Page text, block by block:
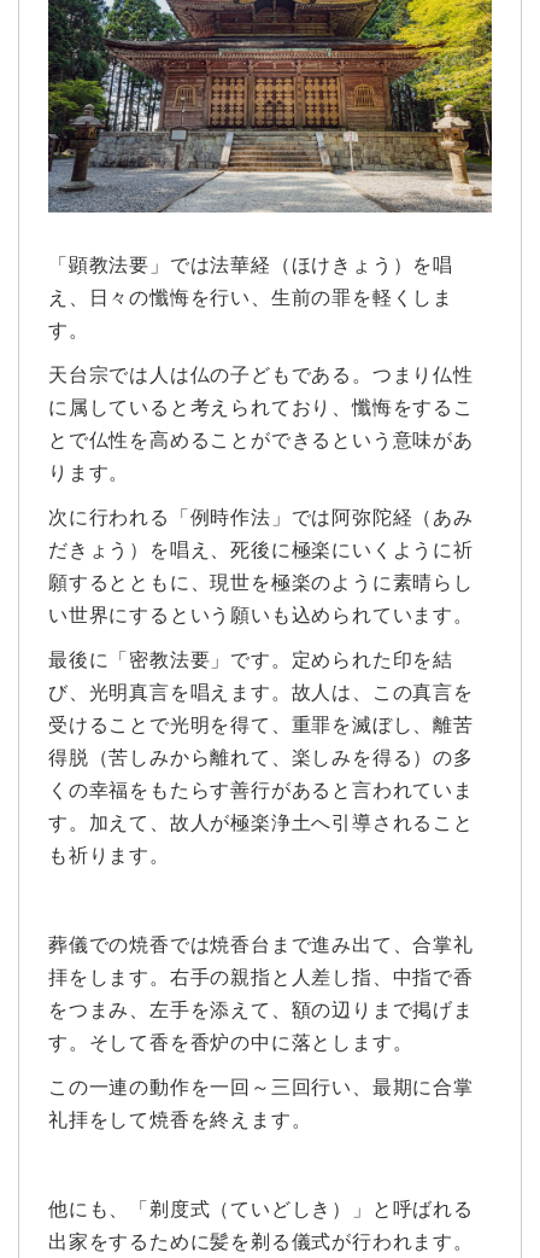
「顕教法要」では法華経（ほけきょう）を唱
え、日々の懺悔を行い、生前の罪を軽くしま
す。
天台宗では人は仏の子どもである。つまり仏性
に属していると考えられており、懺悔をするこ
とで仏性を高めることができるという意味があ
ります。
次に行われる「例時作法」では阿弥陀経（あみ
だきょう）を唱え、死後に極楽にいくように祈
願するとともに、現世を極楽のように素晴らし
い世界にするという願いも込められています。
最後に「密教法要」です。定められた印を結
び、光明真言を唱えます。故人は、この真言を
受けることで光明を得て、重罪を滅ぼし、離苦
得脱（苦しみから離れて、楽しみを得る）の多
くの幸福をもたらす善行があると言われていま
す。加えて、故人が極楽浄土へ引導されること
も祈ります。
葬儀での焼香では焼香台まで進み出て、合掌礼
拝をします。右手の親指と人差し指、中指で香
をつまみ、左手を添えて、額の辺りまで掲げま
す。そして香を香炉の中に落とします。
この一連の動作を一回～三回行い、最期に合掌
礼拝をして焼香を終えます。
他にも、「剃度式（ていどしき）」と呼ばれる
出家をするために髪を剃る儀式が行われます。